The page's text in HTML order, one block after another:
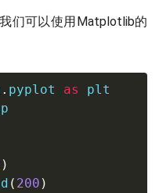
们可以使用Matplotlib的
. pyplot as
)
( 200 )